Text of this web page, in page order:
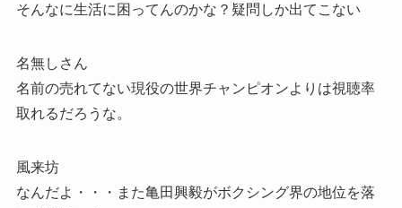
そんなに生活に困ってんのかな？疑問しか出てこない
名無しさん
名前の売れてない現役の世界チャンピオンよりは視聴率
取れるだろうな。
風来坊
なんだよ・・・また亀田興毅がボクシング界の地位を落